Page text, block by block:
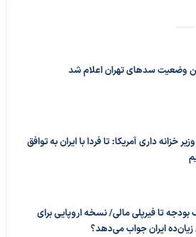
وضعیت سدهای تهران اعلام شد
خزانه داری آمریکا: تا فردا با ایران به توافق
بودجه تا فیرپلی مالی/ نسخه اروپایی برای
زیان‌ده ایران جواب می‌دهد؟